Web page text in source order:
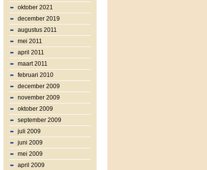
oktober 2021
december 2019
augustus 2011
mei 2011
april 2011
maart 2011
februari 2010
december 2009
november 2009
oktober 2009
september 2009
juli 2009
juni 2009
mei 2009
april 2009